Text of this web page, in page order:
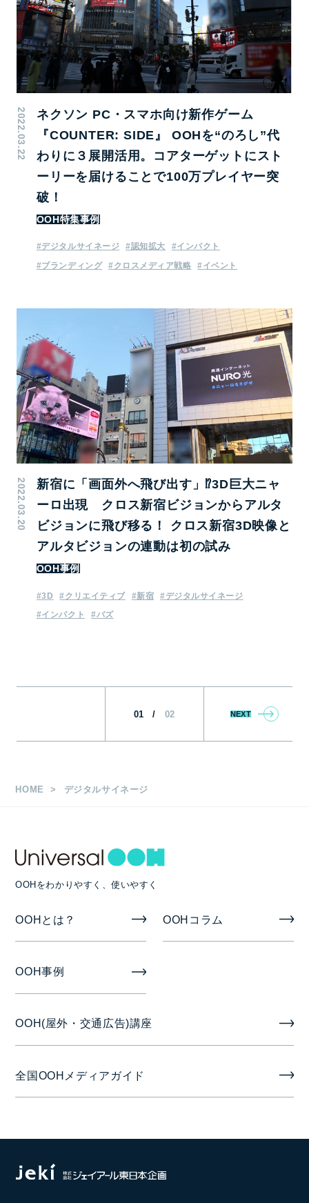
2022.03.22
ネクソン PC・スマホ向け新作ゲーム
『COUNTER: SIDE』 OOHを“のろし”代
わりに３展開活用。コアターゲットにスト
ーリーを届けることで100万プレイヤー突
破！
OOH特集事例
#デジタルサイネージ #認知拡大
#インパクト
#ブランディング
#クロスメディア戦略 #イベント
2022.03.20
新宿に「画面外へ飛び出す」⁉3D巨大ニャ
ーロ出現 クロス新宿ビジョンからアルタ
ビジョンに飛び移る！ クロス新宿3D映像と
アルタビジョンの連動は初の試み
OOH事例
#3D #クリエイティブ #新宿
#デジタルサイネージ
#インパクト
#バズ
01 / 02 NEXT
HOME デジタルサイネージ
OOHをわかりやすく、使いやすく
OOHとは？ OOHコラム
OOH事例
OOH(屋外・交通広告)講座
全国OOHメディアガイド